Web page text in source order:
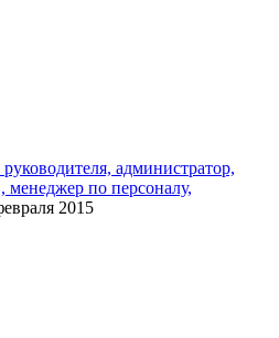
администратор,
менеджер по персоналу,
2015